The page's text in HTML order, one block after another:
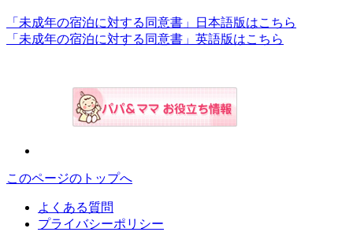
「未成年の宿泊に対する同意書」日本語版はこちら
「未成年の宿泊に対する同意書」英語版はこちら
このページのトップへ
よくある質問
プライバシーポリシー